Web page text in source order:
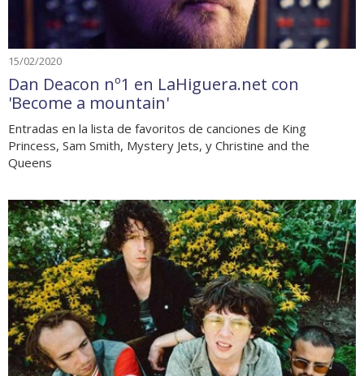
15/02/2020
Dan Deacon nº1 en LaHiguera.net con
'Become a mountain'
Entradas en la lista de favoritos de canciones de King
Princess, Sam Smith, Mystery Jets, y Christine and the
Queens